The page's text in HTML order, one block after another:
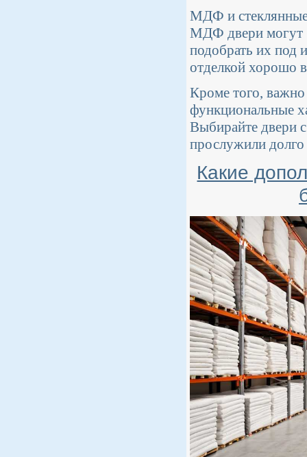
МДФ и стеклянные
МДФ двери могут
подобрать их под
отделкой хорошо
Кроме того, важно
функциональные
Выбирайте двери
прослужили
Какие